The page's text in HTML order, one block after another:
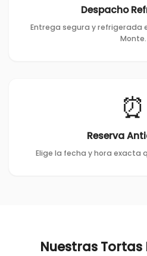
Despacho
Entrega segura y refrigerada
Monte.
⏰
Reserva
Elige la fecha y hora exacta
Nuestras Tortas